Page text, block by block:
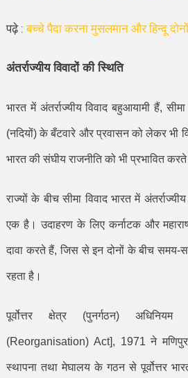
पढ़े :बच्चे पैदा करना मुसलमान और हिन्दू
अंतर्राज्यीय विवादों की स्थिति
भारत में अंतर्राज्यीय विवाद बहुआयामी हैं,
(नदियों) के बँटवारे और प्रवासन को लेकर भी
भारत की संघीय राजनीति को भी प्रभावित
राज्यों के बीच सीमा विवाद भारत में
एक है। उदाहरण के लिए कर्नाटक और
दावा करते हैं,जिस से इन दोनों के बीच समय-
रहता है।
पूर्वोत्तर क्षेत्र (पुनर्गठन) अधिनियम
(Reorganisation) Act], 1971 ने
स्थापना तथा मेघालय के गठन से पूर्वोत्तर